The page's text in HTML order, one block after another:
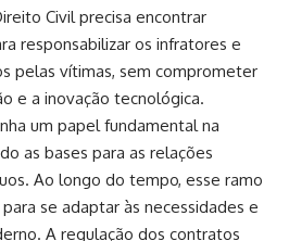
Civil precisa encontrar
responsabilizar os infratores e
pelas vítimas, sem comprometer
e a inovação tecnológica.
um papel fundamental na
as bases para as relações
Ao longo do tempo, esse ramo
se adaptar às necessidades e
A regulação dos contratos